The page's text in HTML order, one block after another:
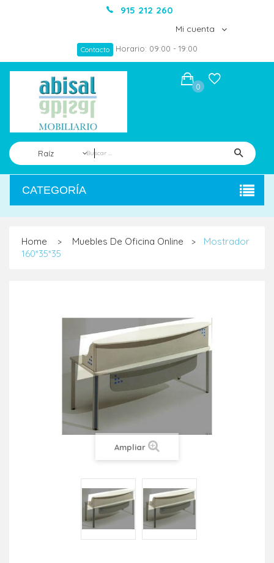
915 212 260
Mi cuenta
Contacto Horario: 09:00 - 19:00
Raíz
0
CATEGORÍA
Home > Muebles De Oficina Online >
Mostrador
160*35*35
Ampliar